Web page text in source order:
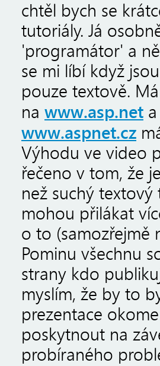
chtěl bych se
tutoriály. Já
'programátor' a
se mi líbí když
pouze textově.
na www.asp.net
www.aspnet.cz
Výhodu ve video
řečeno v tom, že
než suchý
mohou přilákat
o to (samozřejmě
Pominu všechnu
strany kdo
myslím, že by to
prezentace
poskytnout na
probíraného